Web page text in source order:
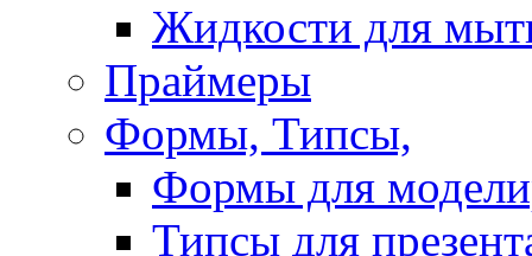
Жидкости для
Праймеры
Формы, Типсы,
Формы для
Типсы для